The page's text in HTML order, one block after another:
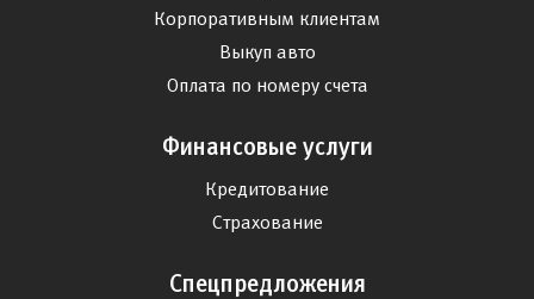
Корпоративным клиентам
Выкуп авто
Оплата по номеру счета
Финансовые услуги
Кредитование
Страхование
Спецпредложения